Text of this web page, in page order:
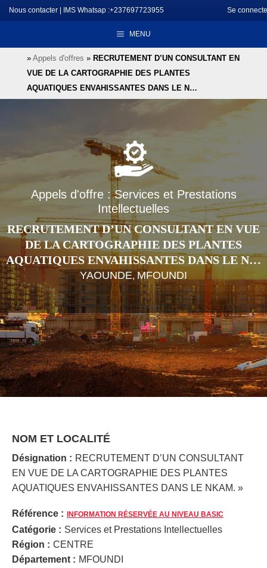
Aller
au
Nous contacter IMS Whatsap :+237697723955 Se
MENU
» Appels d'offres » RECRUTEMENT D’UN CONSULTANT EN
VUE DE LA CARTOGRAPHIE DES PLANTES
AQUATIQUES ENVAHISSANTES DANS LE N…
Appels d'offre : Services et Prestations
Intellectuelles
RECRUTEMENT D’UN CONSULTANT EN VUE
DE LA CARTOGRAPHIE DES PLANTES
AQUATIQUES ENVAHISSANTES DANS LE N…
YAOUNDE, MFOUNDI
NOM ET LOCALITÉ
Désignation : RECRUTEMENT D’UN CONSULTANT
EN VUE DE LA CARTOGRAPHIE DES PLANTES
AQUATIQUES ENVAHISSANTES DANS LE NKAM. »
Référence : INFORMATION RÉSERVÉE AU NIVEAU BASIC
Catégorie : Services et Prestations Intellectuelles
Région : CENTRE
Département : MFOUNDI